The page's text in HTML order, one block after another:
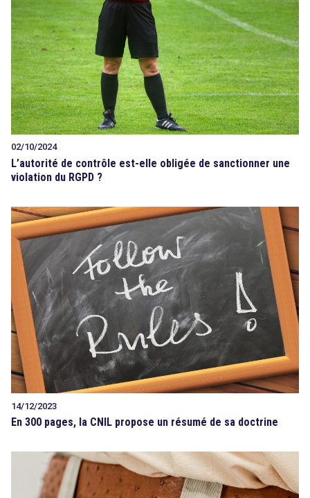
02/10/2024
L’autorité de contrôle est-elle obligée de sanctionner une
violation du RGPD ?
14/12/2023
En 300 pages, la CNIL propose un résumé de sa doctrine